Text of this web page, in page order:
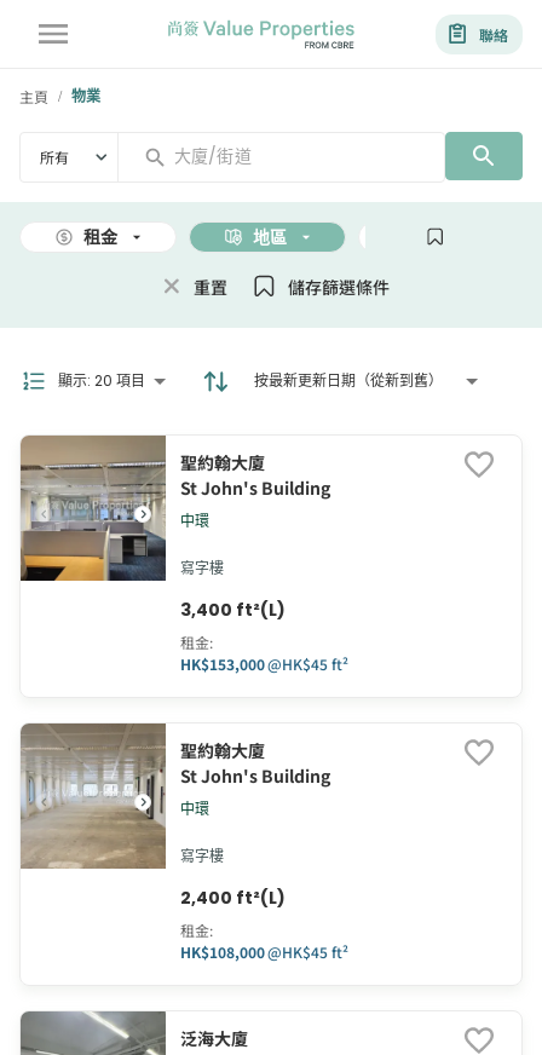
聯絡
主頁 / 物業
所有
租金 地區 面積
重置 儲存篩選條件
顯示: 20 項目 按最新更新日期（從新到舊）
聖約翰大廈
St John's Building
中環
寫字樓
3,400 ft²(L)
租金:
HK$153,000@HK$45 ft²
聖約翰大廈
St John's Building
中環
寫字樓
2,400 ft²(L)
租金:
HK$108,000@HK$45 ft²
泛海大廈